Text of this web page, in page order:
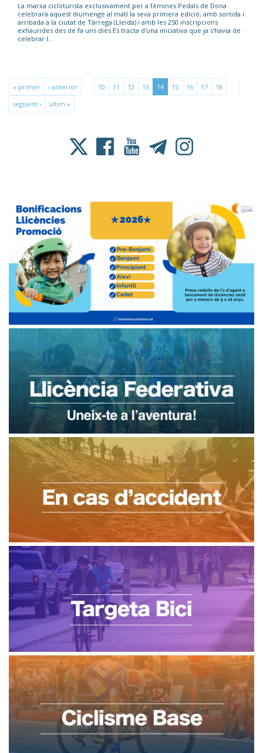
La marxa cicloturista exclusivament per a fèmines Pedals de Dona
celebrarà aquest diumenge al matí la seva primera edició, amb sortida i
arribada a la ciutat de Tàrrega (Lleida) i amb les 250 inscripcions
exhaurides des de fa uns dies.Es tracta d'una iniciativa que ja s'havia de
celebrar l...
« primer ‹ anterior 10 11 12 13 14 15 16 17 18
següent ›
últim »